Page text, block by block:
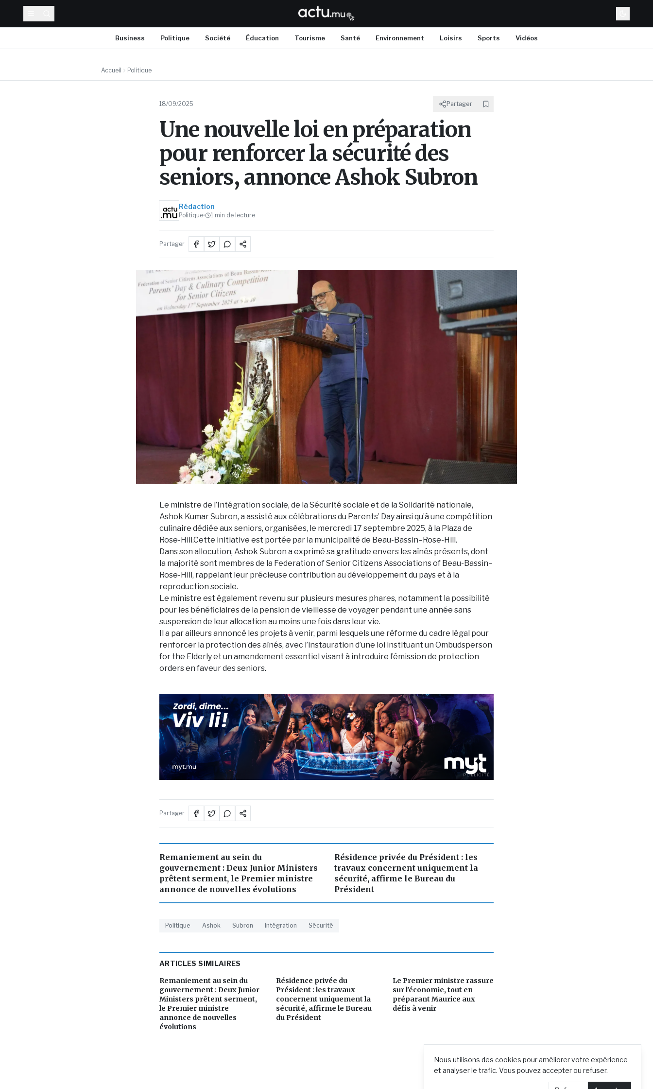
Business Politique Société Éducation Tourisme Santé Environnement Loisirs Sports Vidéos
Nous utilisons des cookies pour améliorer votre expérience
et analyser le trafic. Vous pouvez accepter ou refuser.
Accueil Politique
18/09/2025 Partager
Une nouvelle loi en préparation
pour renforcer la sécurité des
seniors, annonce Ashok Subron
Rédaction
Politique 1 min de lecture
Partager
Le ministre de l’Intégration sociale, de la Sécurité sociale et de la Solidarité nationale,
Ashok Kumar Subron, a assisté aux célébrations du Parents’ Day ainsi qu’à une compétition
culinaire dédiée aux seniors, organisées, le mercredi 17 septembre 2025, à la Plaza de
Rose-Hill.Cette initiative est portée par la municipalité de Beau-Bassin–Rose-Hill.
Dans son allocution, Ashok Subron a exprimé sa gratitude envers les aînés présents, dont
la majorité sont membres de la Federation of Senior Citizens Associations of Beau-Bassin–
Rose-Hill, rappelant leur précieuse contribution au développement du pays et à la
reproduction sociale.
Le ministre est également revenu sur plusieurs mesures phares, notamment la possibilité
pour les bénéficiaires de la pension de vieillesse de voyager pendant une année sans
suspension de leur allocation au moins une fois dans leur vie.
Il a par ailleurs annoncé les projets à venir, parmi lesquels une réforme du cadre légal pour
renforcer la protection des aînés, avec l’instauration d’une loi instituant un Ombudsperson
for the Elderly et un amendement essentiel visant à introduire l’émission de protection
orders en faveur des seniors.
PUBLICITÉ
Partager
Remaniement au sein du
gouvernement : Deux Junior Ministers
prêtent serment, le Premier ministre
annonce de nouvelles évolutions
Résidence privée du Président : les
travaux concernent uniquement la
sécurité, affirme le Bureau du
Président
Politique Ashok Subron Intégration Sécurité
ARTICLES SIMILAIRES
Remaniement au sein du
gouvernement : Deux Junior
Ministers prêtent serment,
le Premier ministre
annonce de nouvelles
évolutions
Résidence privée du
Président : les travaux
concernent uniquement la
sécurité, affirme le Bureau
du Président
Le Premier ministre rassure
sur l'économie, tout en
préparant Maurice aux
défis à venir